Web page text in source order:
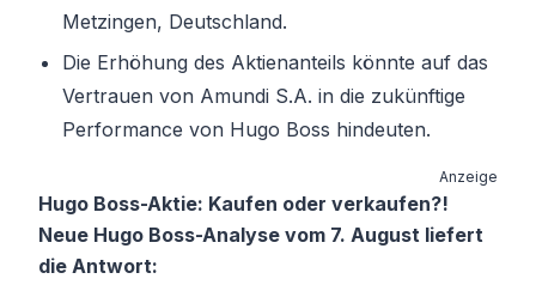
Metzingen, Deutschland.
Die Erhöhung des Aktienanteils könnte auf das
Vertrauen von Amundi S.A. in die zukünftige
Performance von Hugo Boss hindeuten.
Anzeige
Hugo Boss-Aktie: Kaufen oder verkaufen?!
Neue Hugo Boss-Analyse vom 7. August liefert
die Antwort: